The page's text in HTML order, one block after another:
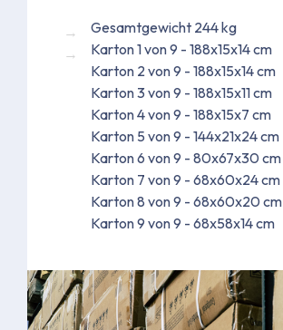
Gesamtgewicht 244 kg
Karton 1 von 9 - 188x15x14 cm
Karton 2 von 9 - 188x15x14 cm
Karton 3 von 9 - 188x15x11 cm
Karton 4 von 9 - 188x15x7 cm
Karton 5 von 9 - 144x21x24 cm
Karton 6 von 9 - 80x67x30 cm
Karton 7 von 9 - 68x60x24 cm
Karton 8 von 9 - 68x60x20 cm
Karton 9 von 9 - 68x58x14 cm